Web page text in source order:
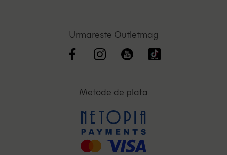
Urmareste Outletmag
Metode de plata